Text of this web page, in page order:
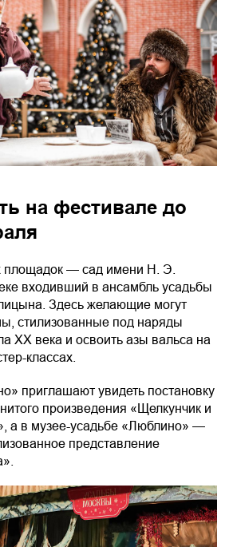
на фестивале до
площадок — сад имени Н. Э.
входивший в ансамбль усадьбы
Здесь желающие могут
стилизованные под наряды
XX века и освоить азы вальса на
классах.
приглашают увидеть постановку
произведения «Щелкунчик и
а в музее-усадьбе «Люблино» —
представление